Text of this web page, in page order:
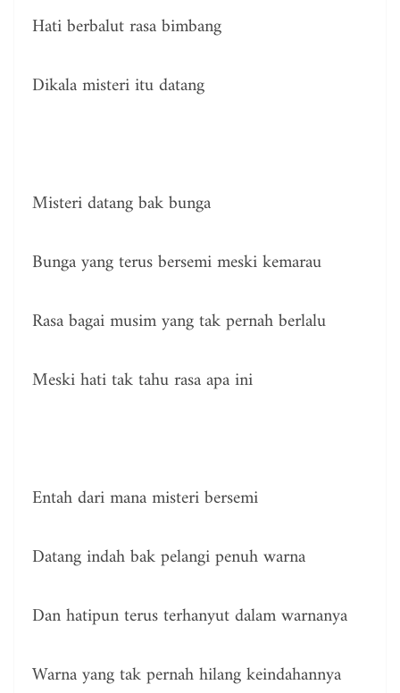
Hati berbalut rasa bimbang
Dikala misteri itu datang
Misteri datang bak bunga
Bunga yang terus bersemi meski kemarau
Rasa bagai musim yang tak pernah berlalu
Meski hati tak tahu rasa apa ini
Entah dari mana misteri bersemi
Datang indah bak pelangi penuh warna
Dan hatipun terus terhanyut dalam warnanya
Warna yang tak pernah hilang keindahannya